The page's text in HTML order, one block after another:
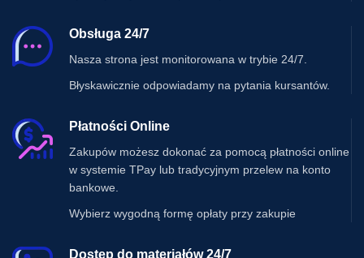
Obsługa 24/7
Nasza strona jest monitorowana w trybie 24/7.
Błyskawicznie odpowiadamy na pytania kursantów.
Płatności Online
Zakupów możesz dokonać za pomocą płatności online
w systemie TPay lub tradycyjnym przelew na konto
bankowe.
Wybierz wygodną formę opłaty przy zakupie
Dostęp do materiałów 24/7